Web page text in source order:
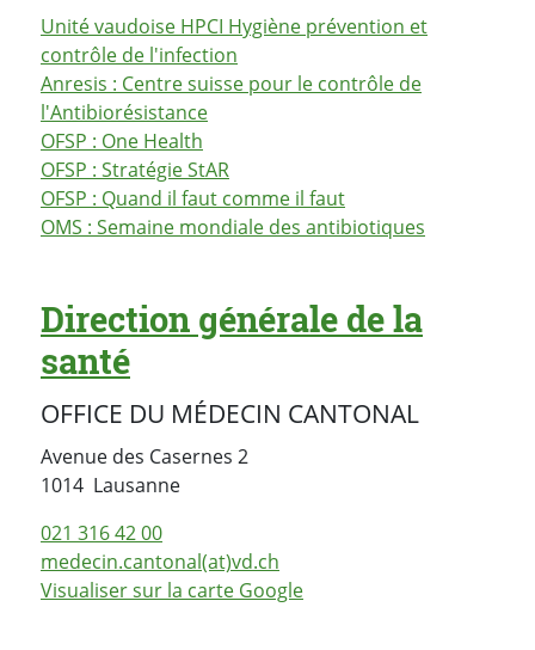
Unité vaudoise HPCI Hygiène prévention et
contrôle de l'infection
Anresis : Centre suisse pour le contrôle de
l'Antibiorésistance
OFSP : One Health
OFSP : Stratégie StAR
OFSP : Quand il faut comme il faut
OMS : Semaine mondiale des antibiotiques
Direction générale de la
santé
OFFICE DU MÉDECIN CANTONAL
Avenue des Casernes 2
1014 LausanneSuisse
021 316 42 00
medecin.cantonal(at)vd.ch
Visualiser sur la carte Google